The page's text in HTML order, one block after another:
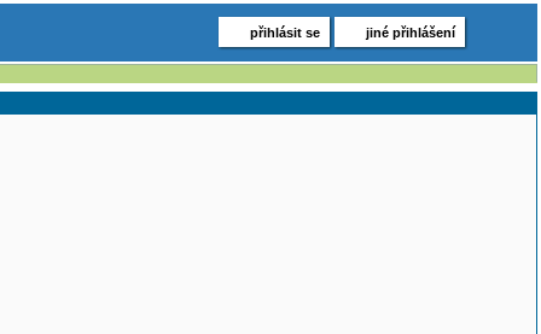
přihlásit se jiné přihlášení